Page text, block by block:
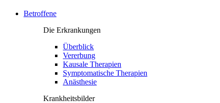
Betroffene
Die Erkrankungen
Überblick
Vererbung
Kausale Therapien
Symptomatische Therapien
Anästhesie
Krankheitsbilder